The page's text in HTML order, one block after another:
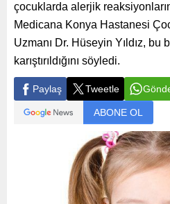
çocuklarda alerjik reaksiyonların
Medicana Konya Hastanesi
Uzmanı Dr. Hüseyin Yıldız, bu
karıştırıldığını söyledi.
Paylaş Tweetle
ABONE OL